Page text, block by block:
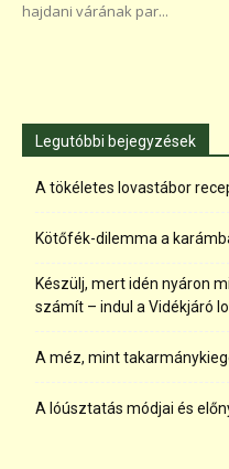
hajdani várának par...
Legutóbbi bejegyzések
A tökéletes lovastábor
Kötőfék-dilemma a
Készülj, mert idén nyáron
számít – indul a Vidékjáró
A méz, mint
A lóúsztatás módjai és